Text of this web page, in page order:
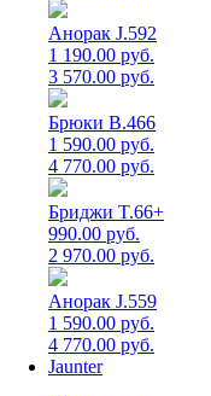
Анорак J.592
1 190.00 руб.
3 570.00 руб.
Брюки B.466
1 590.00 руб.
4 770.00 руб.
Бриджи T.66+
990.00 руб.
2 970.00 руб.
Анорак J.559
1 590.00 руб.
4 770.00 руб.
Jaunter